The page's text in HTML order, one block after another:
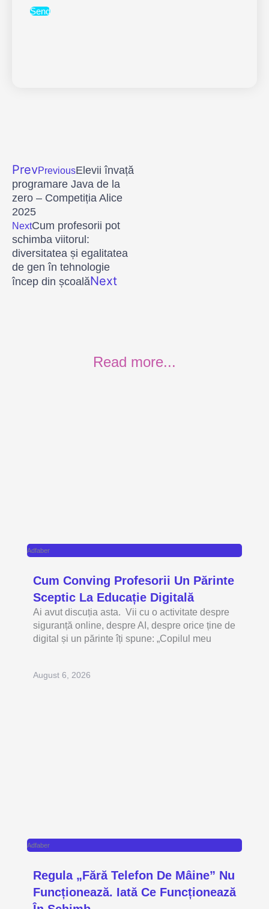
Send
PrevPreviousElevii învață
programare Java de la
zero – Competiția Alice
2025
NextCum profesorii pot
schimba viitorul:
diversitatea și egalitatea
de gen în tehnologie
încep din școalăNext
Read more...
Adfaber
Cum Conving Profesorii Un Părinte
Sceptic La Educație Digitală
Ai avut discuția asta. Vii cu o activitate despre
siguranță online, despre AI, despre orice ține de
digital și un părinte îți spune: „Copilul meu
August 6, 2026
Adfaber
Regula „fără Telefon De Mâine” Nu
Funcționează. Iată Ce Funcționează